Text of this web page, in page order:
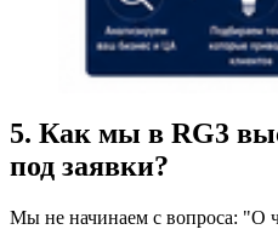
5. Как мы в RG3
под заявки?
Мы не начинаем с вопроса: "О